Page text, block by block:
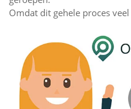
Omdat dit gehele proces